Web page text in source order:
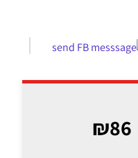
₪86